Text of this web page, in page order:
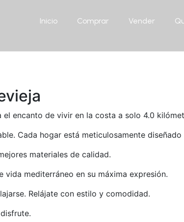
Inicio Comprar Vender
encanto de vivir en la costa a solo 4.0
Cada hogar está meticulosamente
materiales de calidad.
mediterráneo en su máxima expresión.
Relájate con estilo y comodidad.